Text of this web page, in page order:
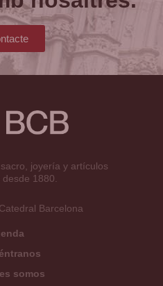
joyería y artículos
desde 1880.
Barcelona
somos